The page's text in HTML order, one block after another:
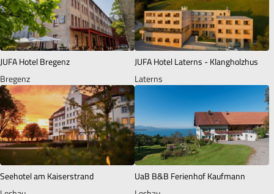
JUFA Hotel Bregenz
Bregenz
JUFA Hotel Laterns - Klangholzhus
Laterns
Seehotel am Kaiserstrand
UaB B&B Ferienhof Kaufmann